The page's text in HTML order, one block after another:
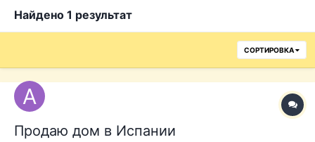
Найдено 1 результат
СОРТИРОВКА
Продаю дом в Испании